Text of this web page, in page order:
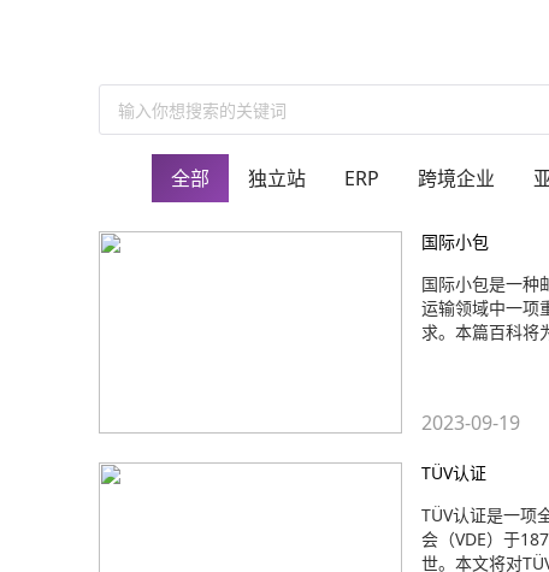
输入你想搜索的关键词
全部 独立站 ERP 跨境企业
国际小包
国际小包是一种
运输领域中一项
求。本篇百科将
2023-09-19
TÜV认证
TÜV认证是一项
会（VDE）于
世。本文将对